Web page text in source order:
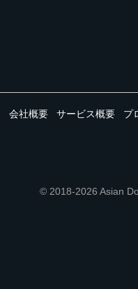
会社概要 サービス概要 プ
© 2018-2026 Asian